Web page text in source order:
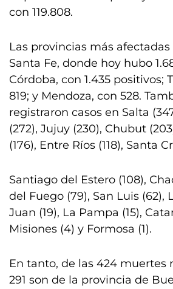
con 119.808.
Las provincias más
Santa Fe, donde hoy hubo
Córdoba, con 1.435 positivos;
819; y Mendoza, con 528.
registraron casos en Salta
(272), Jujuy (230), Chubut
(176), Entre Ríos (118), Santa
Santiago del Estero (108),
del Fuego (79), San Luis (62),
Juan (19), La Pampa (15),
Misiones (4) y Formosa (1).
En tanto, de las 424 muertes
291 son de la provincia de